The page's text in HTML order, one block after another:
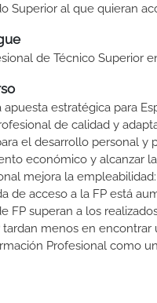
Superior al que quieran
de Técnico Superior
estratégica para
de calidad y
el desarrollo personal
económico y alcanzar
mejora la
de acceso a la FP está
FP superan a los
menos en
Profesional como